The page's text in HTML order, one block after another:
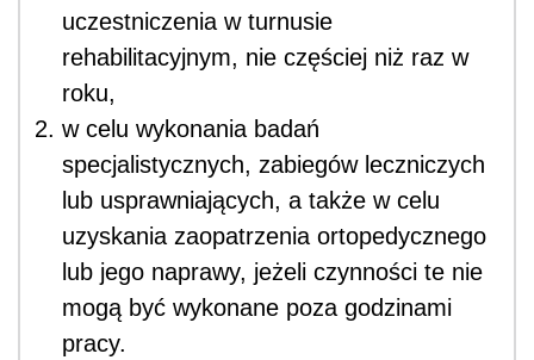
uczestniczenia w turnusie
rehabilitacyjnym, nie częściej niż raz w
roku,
w celu wykonania badań
specjalistycznych, zabiegów leczniczych
lub usprawniających, a także w celu
uzyskania zaopatrzenia ortopedycznego
lub jego naprawy, jeżeli czynności te nie
mogą być wykonane poza godzinami
pracy.